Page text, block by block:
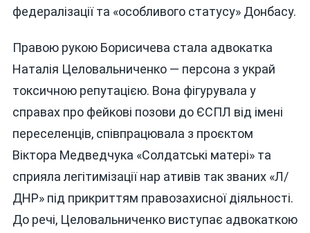
федералізації та «особливого статусу» Донбасу.
Правою рукою Борисичева стала адвокатка
Наталія Целовальниченко — персона з украй
токсичною репутацією. Вона фігурувала у
справах про фейкові позови до ЄСПЛ від імені
переселенців, співпрацювала з проєктом
Віктора Медведчука «Солдатські матері» та
сприяла легітимізації нар ативів так званих «Л/
ДНР» під прикриттям правозахисної діяльності.
До речі, Целовальниченко виступає адвокаткою